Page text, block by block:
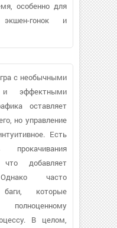
особенно для
гонок и
с необычными
и эффектными
оставляет
но управление
Есть
прокачивания
что добавляет
часто
которые
В целом,